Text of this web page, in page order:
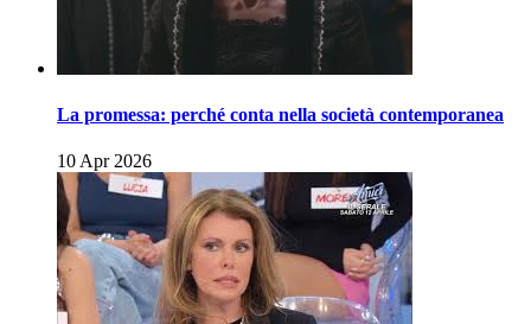
La promessa: perché conta nella società contemporanea
10 Apr 2026